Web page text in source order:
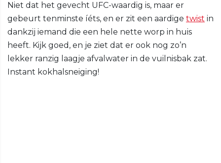
Niet dat het gevecht UFC-waardig is, maar er
gebeurt tenminste íéts, en er zit een aardige twist in
dankzij iemand die een hele nette worp in huis
heeft. Kijk goed, en je ziet dat er ook nog zo’n
lekker ranzig laagje afvalwater in de vuilnisbak zat.
Instant kokhalsneiging!